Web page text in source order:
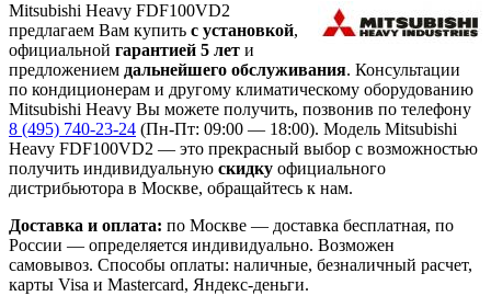
Mitsubishi Heavy FDF100VD2
предлагаем Вам купить с установкой,
официальной гарантией 5 лет и
предложением дальнейшего обслуживания. Консультации
по кондиционерам и другому климатическому оборудованию
Mitsubishi Heavy Вы можете получить, позвонив по телефону
8 (495) 740-23-24 (Пн-Пт: 09:00 — 18:00). Модель Mitsubishi
Heavy FDF100VD2 — это прекрасный выбор с возможностью
получить индивидуальную скидку официального
дистрибьютора в Москве, обращайтесь к нам.
Доставка и оплата: по Москве — доставка бесплатная, по
России — определяется индивидуально. Возможен
самовывоз. Способы оплаты: наличные, безналичный расчет,
карты Visa и Mastercard, Яндекс-деньги.